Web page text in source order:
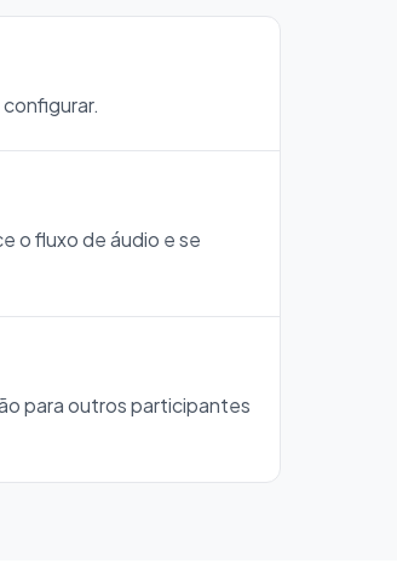
o fluxo de áudio e se
para outros participantes